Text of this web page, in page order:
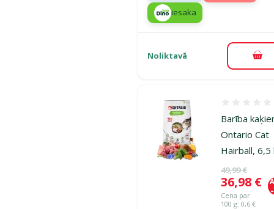
iesaka
Noliktavā
Barība
Ontario Cat
Hairball, 6,5
Oriģinālā
49,99 €
Cena
36,98 €
Cena par
100 g: 0,6 €